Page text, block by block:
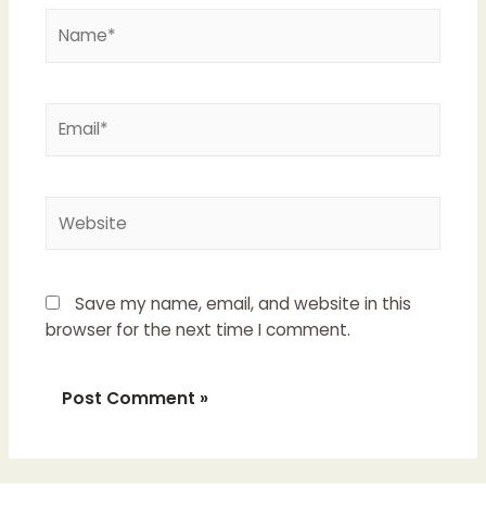
Save my name, email, and website in this
browser for the next time I comment.